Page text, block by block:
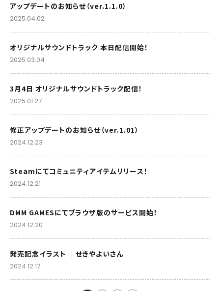
アップデートのお知らせ（ver.1.1.0）
2025.04.02
オリジナルサウンドトラック 本日配信開始！
2025.03.04
3月4日 オリジナルサウンドトラック配信！
2025.01.27
修正アップデートのお知らせ（ver.1.01）
2024.12.23
Steamにてコミュニティアイテムリリース！
2024.12.21
DMM GAMESにてブラウザ版のサービス開始！
2024.12.20
発売記念イラスト ｜せきやよいさん
2024.12.17